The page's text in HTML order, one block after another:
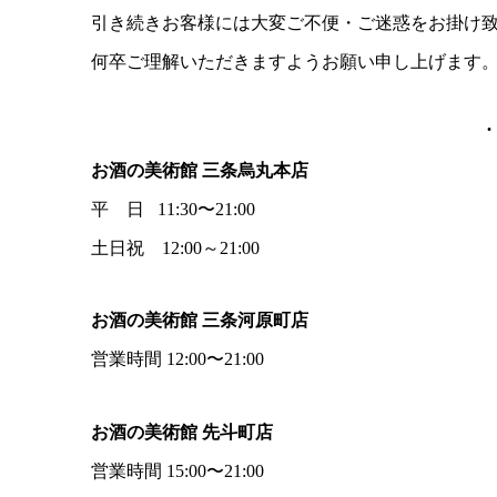
引き続きお客様には大変ご不便・ご迷惑をお掛け
何卒ご理解いただきますようお願い申し上げます。
お酒の美術館 三条烏丸本店
平 日 11:30〜21:00
土日祝 12:00～21:00
お酒の美術館 三条河原町店
営業時間 12:00〜21:00
お酒の美術館 先斗町店
営業時間 15:00〜21:00